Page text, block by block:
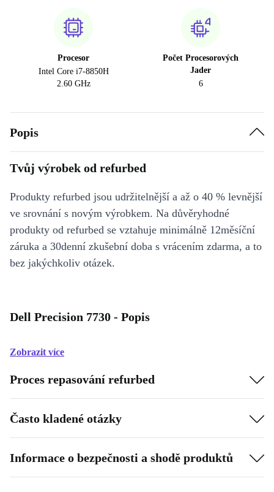
Procesor
Intel Core i7-8850H
2.60 GHz
Počet Procesorových
Jader
6
Popis
Tvůj výrobek od refurbed
Produkty refurbed jsou udržitelnější a až o 40 % levnější
ve srovnání s novým výrobkem. Na důvěryhodné
produkty od refurbed se vztahuje minimálně 12měsíční
záruka a 30denní zkušební doba s vrácením zdarma, a to
bez jakýchkoliv otázek.
Dell Precision 7730 - Popis
Zobrazit více
Proces repasování refurbed
Často kladené otázky
Informace o bezpečnosti a shodě produktů